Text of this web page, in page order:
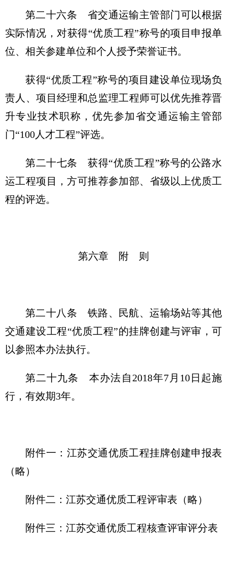
第二十六条 省交通运输主管部门可以根据
实际情况，对获得“优质工程”称号的项目申报单
位、相关参建单位和个人授予荣誉证书。
获得“优质工程”称号的项目建设单位现场负
责人、项目经理和总监理工程师可以优先推荐晋
升专业技术职称，优先参加省交通运输主管部
门“100人才工程”评选。
第二十七条 获得“优质工程”称号的公路水
运工程项目，方可推荐参加部、省级以上优质工
程的评选。
第六章 附 则
第二十八条 铁路、民航、运输场站等其他
交通建设工程“优质工程”的挂牌创建与评审，可
以参照本办法执行。
第二十九条
本办法自2018年7月10日起施
行，有效期3年。
附件一：江苏交通优质工程挂牌创建申报表
（略）
附件二：江苏交通优质工程评审表（略）
附件三：江苏交通优质工程核查评审评分表